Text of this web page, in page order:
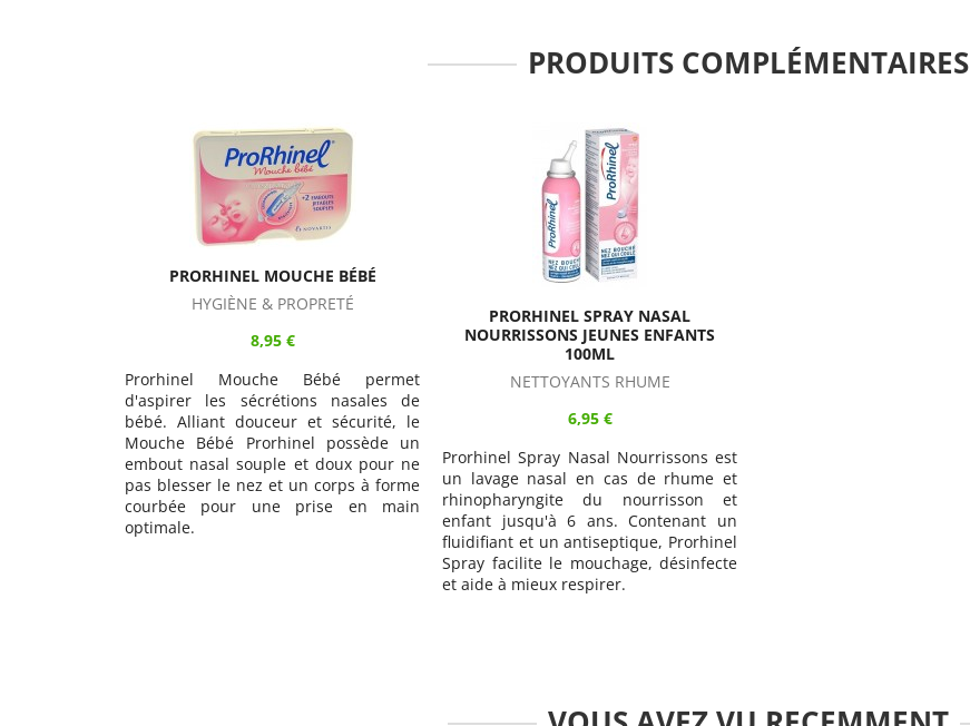
PRODUITS COMPLÉMENTAIRES
PRORHINEL MOUCHE BÉBÉ
HYGIÈNE & PROPRETÉ
8,95 €
Prorhinel Mouche Bébé permet
d'aspirer les sécrétions nasales de
bébé. Alliant douceur et sécurité, le
Mouche Bébé Prorhinel possède un
embout nasal souple et doux pour ne
pas blesser le nez et un corps à forme
courbée pour une prise en main
optimale.
PRORHINEL SPRAY NASAL
NOURRISSONS JEUNES ENFANTS
100ML
NETTOYANTS RHUME
6,95 €
Prorhinel Spray Nasal Nourrissons est
un lavage nasal en cas de rhume et
rhinopharyngite du nourrisson et
enfant jusqu'à 6 ans. Contenant un
fluidifiant et un antiseptique, Prorhinel
Spray facilite le mouchage, désinfecte
et aide à mieux respirer.